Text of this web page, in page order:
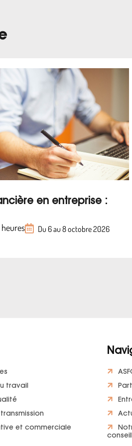
en entreprise :
heures Du 6 au 8 octobre 2026
travail
et commerciale